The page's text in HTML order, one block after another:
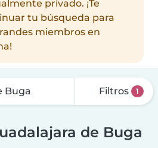
privado. ¡Te
tu búsqueda para
miembros en
Filtros 1
de Buga